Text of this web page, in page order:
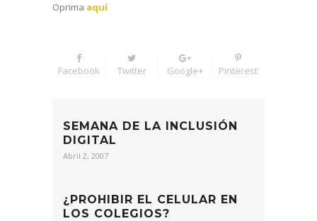
Oprima aquí
Facebook Twitter Google+ Pinterest
SEMANA DE LA INCLUSIÓN
DIGITAL
Abril 2, 2007
¿PROHIBIR EL CELULAR EN
LOS COLEGIOS?